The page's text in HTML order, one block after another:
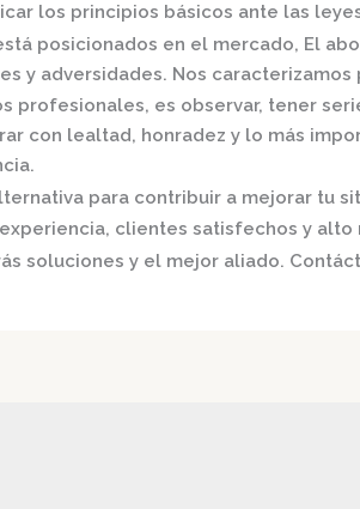
los principios básicos ante las
posicionados en el mercado, El
y adversidades. Nos
profesionales, es observar, tener
con lealtad, honradez y lo más
para contribuir a mejorar tu
clientes satisfechos y
soluciones y el mejor aliado.